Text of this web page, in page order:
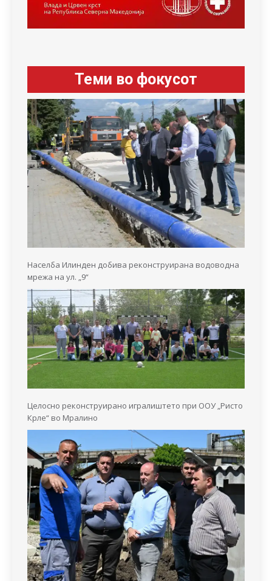
Теми во фокусот
Населба Илинден добива реконструирана водоводна
мрежа на ул. „9“
Целосно реконструирано игралиштето при ООУ „Ристо
Крле“ во Мралино